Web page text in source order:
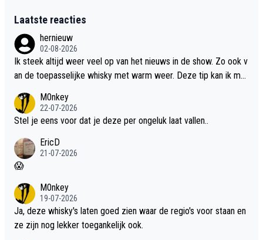
Laatste reacties
hernieuw
02-08-2026
Ik steek altijd weer veel op van het nieuws in de show. Zo ook v
an de toepasselijke whisky met warm weer. Deze tip kan ik met
M0nkey
22-07-2026
Stel je eens voor dat je deze per ongeluk laat vallen..
EricD
21-07-2026
😱
M0nkey
19-07-2026
Ja, deze whisky's laten goed zien waar de regio's voor staan en
ze zijn nog lekker toegankelijk ook.